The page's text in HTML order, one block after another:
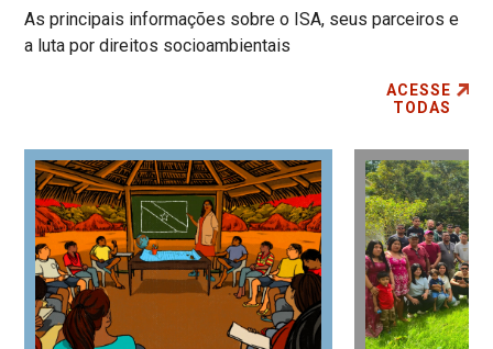
As principais informações sobre o ISA, seus parceiros e
a luta por direitos socioambientais
ACESSE
TODAS